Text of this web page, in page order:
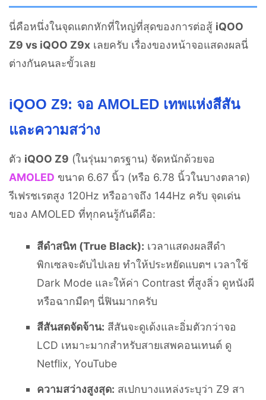
นี่คือหนึ่งในจุดแตกหักที่ใหญ่ที่สุดของการต่อสู้ iQOO
Z9 vs iQOO Z9x เลยครับ เรื่องของหน้าจอแสดงผลนี่
ต่างกันคนละขั้วเลย
iQOO Z9: จอ AMOLED เทพแห่งสีสัน
และความสว่าง
ตัว iQOO Z9 (ในรุ่นมาตรฐาน) จัดหนักด้วยจอ
AMOLED ขนาด 6.67 นิ้ว (หรือ 6.78 นิ้วในบางตลาด)
รีเฟรชเรตสูง 120Hz หรืออาจถึง 144Hz ครับ จุดเด่น
ของ AMOLED ที่ทุกคนรู้กันดีคือ:
สีดำสนิท (True Black): เวลาแสดงผลสีดำ
พิกเซลจะดับไปเลย ทำให้ประหยัดแบตฯ เวลาใช้
Dark Mode และให้ค่า Contrast ที่สูงลิ่ว ดูหนังผี
หรือฉากมืดๆ นี่ฟินมากครับ
สีสันสดจัดจ้าน: สีสันจะดูเด้งและอิ่มตัวกว่าจอ
LCD เหมาะมากสำหรับสายเสพคอนเทนต์ ดู
Netflix, YouTube
ความสว่างสูงสุด: สเปกบางแหล่งระบุว่า Z9 สา